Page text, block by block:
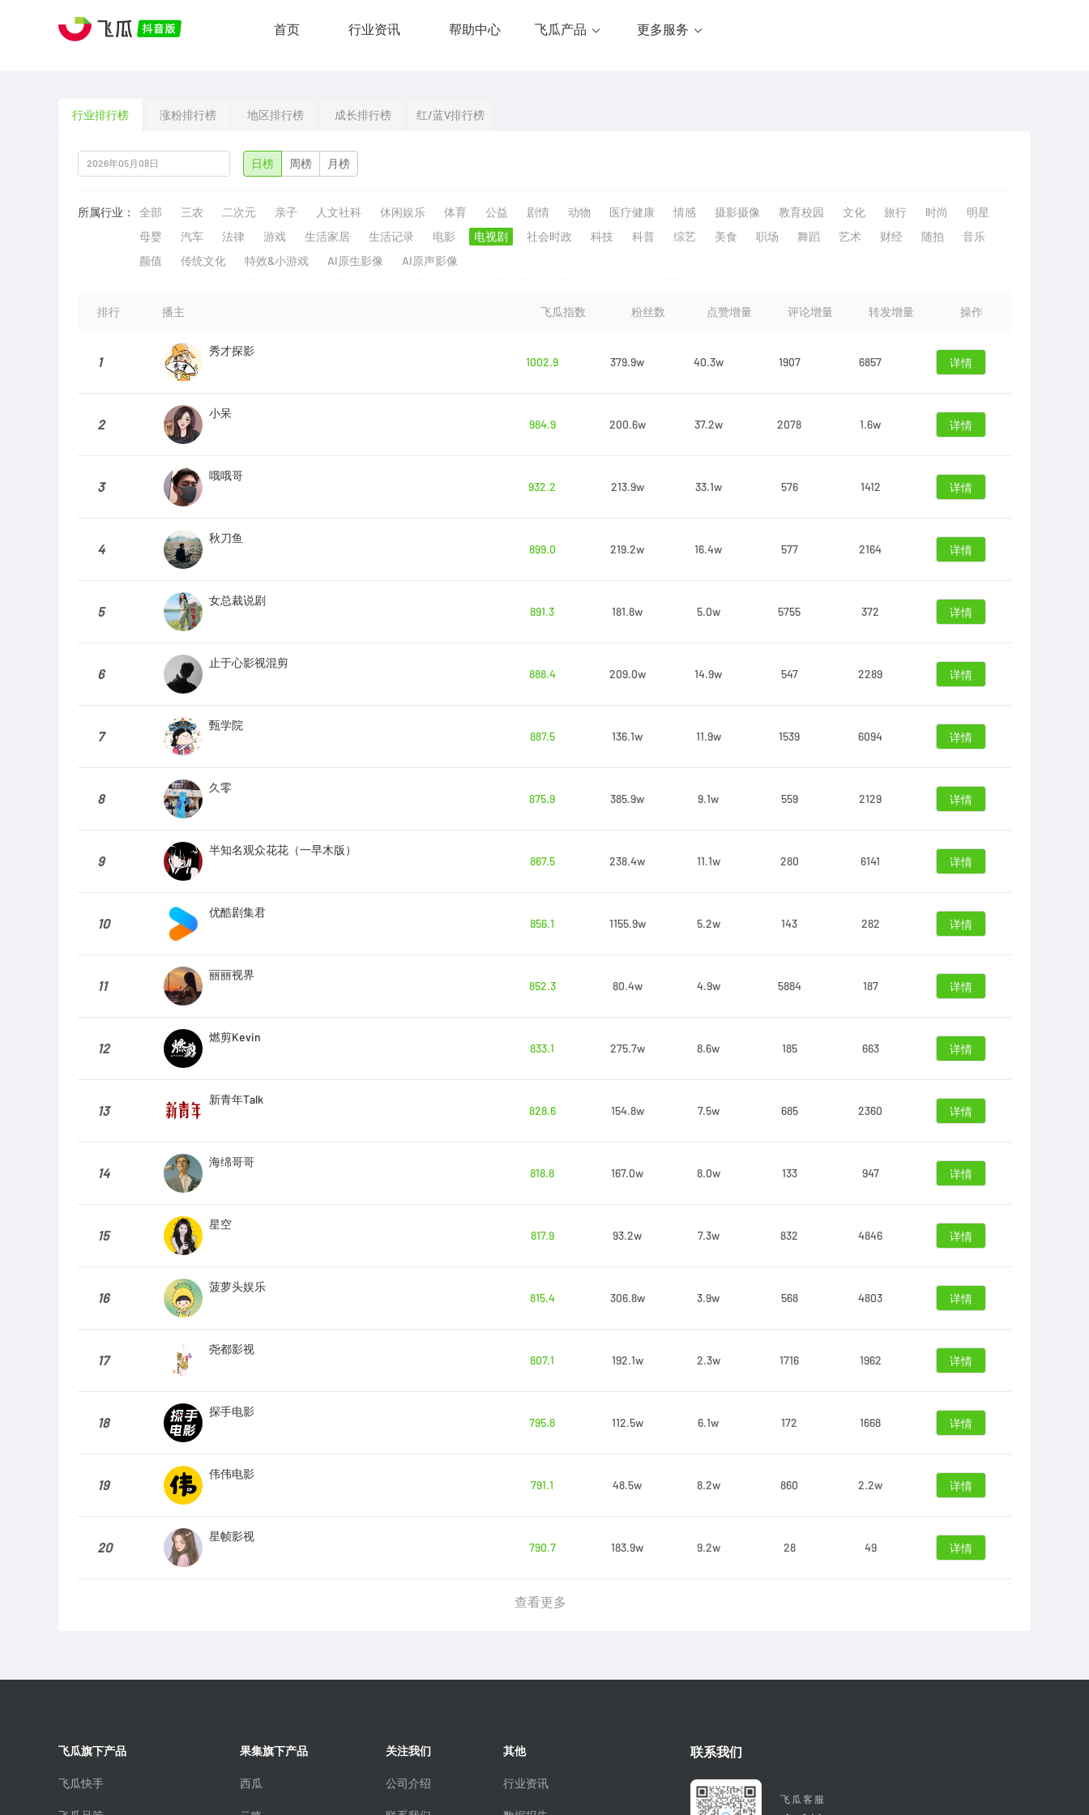
首页 行业资讯 帮助中心 飞瓜产品 更多服务
行业排行榜 涨粉排行榜 地区排行榜 成长排行榜 红/蓝V排行榜
日榜 周榜 月榜
所属行业： 全部 三农 二次元 亲子 人文社科 休闲娱乐 体育 公益 剧情 动物 医疗健康 情感 摄影摄像 教育校园 文化 旅行 时尚
明星
母婴
汽车 法律 游戏 生活家居 生活记录 电影 电视剧 社会时政 科技 科普 综艺 美食 职场 舞蹈 艺术 财经 随拍
音乐
颜值
传统文化 特效&小游戏 AI原生影像 AI原声影像
排行 播主 飞瓜指数 粉丝数 点赞增量 评论增量 转发增量 操作
1
秀才探影
1002.9
379.9w 40.3w 1907 6857 详情
2
小呆
984.9
200.6w 37.2w 2078 1.6w 详情
3
哦哦哥
932.2
213.9w 33.1w 576 1412 详情
4
秋刀鱼
899.0
219.2w 16.4w 577 2164 详情
5
女总裁说剧
891.3
181.8w 5.0w 5755 372 详情
6
止于心影视混剪
888.4
209.0w 14.9w 547 2289 详情
7
甄学院
887.5
136.1w 11.9w 1539 6094 详情
8
久零
875.9
385.9w 9.1w 559 2129 详情
9
半知名观众花花（一早木版）
867.5
238.4w 11.1w 280 6141 详情
10
优酷剧集君
856.1
1155.9w 5.2w 143 282 详情
11
丽丽视界
852.3
80.4w 4.9w 5884 187 详情
12
燃剪Kevin
833.1
275.7w 8.6w 185 663 详情
13
新青年Talk
828.6
154.8w 7.5w 685 2360 详情
14
海绵哥哥
818.8
167.0w 8.0w 133 947 详情
15
星空
817.9
93.2w 7.3w 832 4846 详情
16
菠萝头娱乐
815.4
306.8w 3.9w 568 4803 详情
17
尧都影视
807.1
192.1w 2.3w 1716 1962 详情
18
探手电影
795.8
112.5w 6.1w 172 1668 详情
19
伟伟电影
791.1
48.5w 8.2w 860 2.2w 详情
20
星帧影视
790.7
183.9w 9.2w 28 49 详情
查看更多
飞瓜旗下产品
飞瓜快手
果集旗下产品
西瓜
关注我们
公司介绍
其他
行业资讯
联系我们
飞瓜客服